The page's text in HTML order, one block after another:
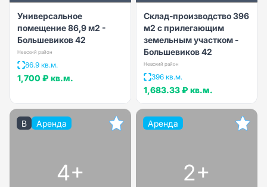
Универсальное
помещение 86,9 м2 -
Большевиков 42
Невский район
86.9 кв.м.
1,700 ₽ кв.м.
Склад-производство 396
м2 с прилегающим
земельным участком -
Большевиков 42
Невский район
396 кв.м.
1,683.33 ₽ кв.м.
B Аренда
4+
Аренда
2+